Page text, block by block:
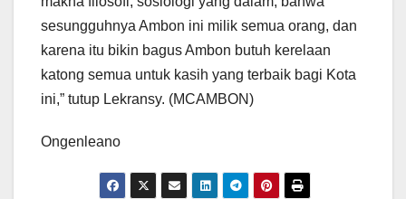
sesungguhnya Ambon ini milik semua orang, dan
karena itu bikin bagus Ambon butuh kerelaan
katong semua untuk kasih yang terbaik bagi Kota
ini,” tutup Lekransy. (MCAMBON)
Ongenleano